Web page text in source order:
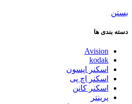
بستن
دسته بندی ها
Avision
kodak
اسکنر اپسون
اسکنر اچ پی
اسکنر کانن
پرینتر